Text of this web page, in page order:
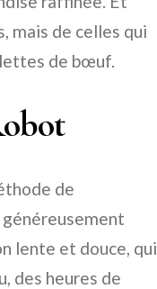
mais de celles qui
de bœuf.
de
lente et douce, qui
des heures de